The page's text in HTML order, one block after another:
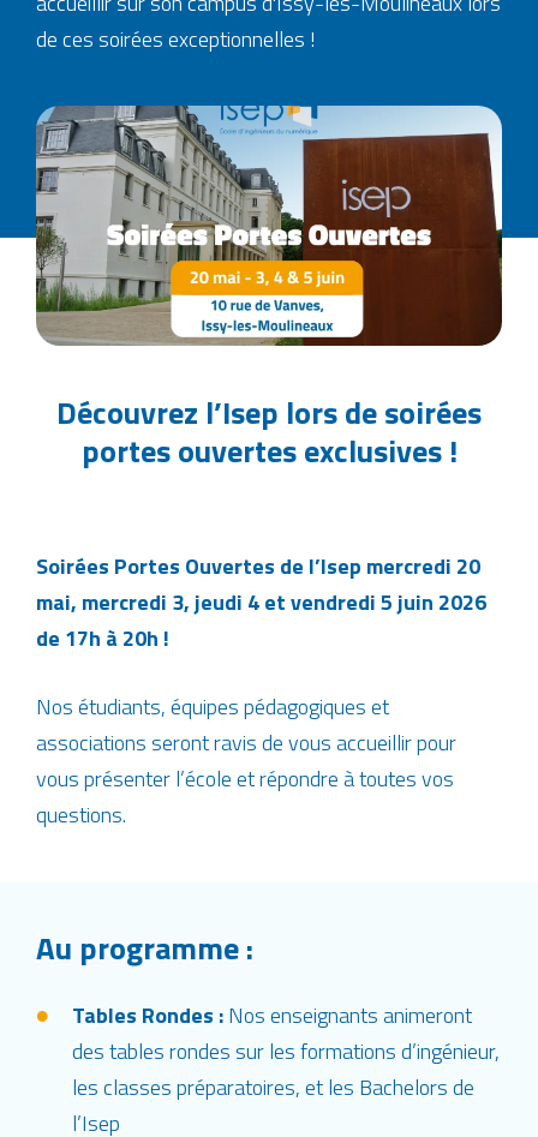
de ces soirées exceptionnelles !
Découvrez l’Isep lors de soirées
portes ouvertes exclusives !
Soirées Portes Ouvertes de l’Isep mercredi 20
mai, mercredi 3, jeudi 4 et vendredi 5 juin 2026
de 17h à 20h !
Nos étudiants, équipes pédagogiques et
associations seront ravis de vous accueillir pour
vous présenter l’école et répondre à toutes vos
questions.
Au programme :
Tables Rondes :Nos enseignants animeront
des tables rondes sur les formations d’ingénieur,
les classes préparatoires, et les Bachelors de
l’Isep